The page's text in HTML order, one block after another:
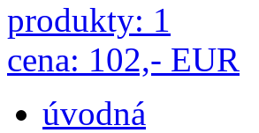
produkty: 1
cena: 102,- EUR
úvodná